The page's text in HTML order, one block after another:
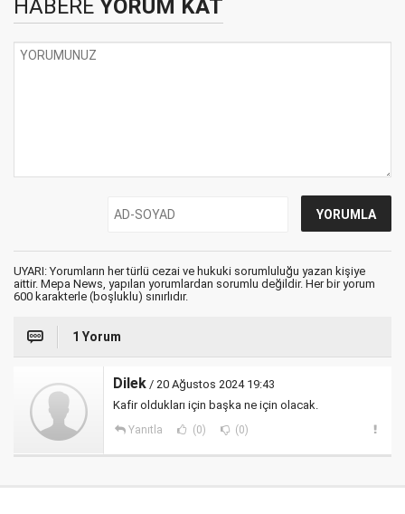
HABERE YORUM KAT
UYARI: Yorumların her türlü cezai ve hukuki sorumluluğu yazan kişiye
aittir. Mepa News, yapılan yorumlardan sorumlu değildir. Her bir yorum
600 karakterle (boşluklu) sınırlıdır.
1 Yorum
Dilek / 20 Ağustos 2024 19:43
Kafir oldukları için başka ne için olacak.
Yanıtla (0) (0)